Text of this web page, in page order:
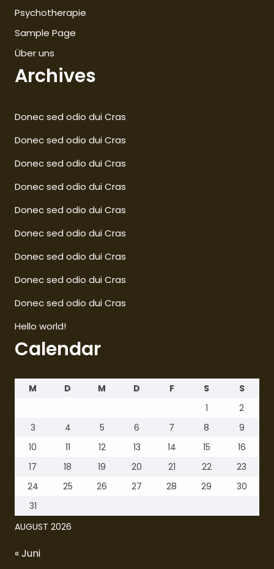
Psychotherapie
Sample Page
Über uns
Archives
Donec sed odio dui Cras
Donec sed odio dui Cras
Donec sed odio dui Cras
Donec sed odio dui Cras
Donec sed odio dui Cras
Donec sed odio dui Cras
Donec sed odio dui Cras
Donec sed odio dui Cras
Donec sed odio dui Cras
Hello world!
Calendar
AUGUST 2026
M D M D F S
S
1
2
3
4 5 6 7 8
9
10
11 12 13 14 15
16
17
18 19 20 21 22
23
24
25 26 27 28 29
30
31
« Juni